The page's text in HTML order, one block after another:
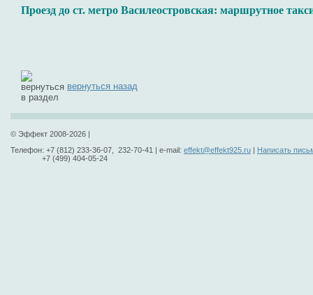
Проезд до ст. метро Василеостровская: маршрутное
вернуться назад
© Эффект 2008-2026 |
Телефон: +7 (812) 233-36-07, 232-70-41 | e-mail: effekt@effekt925.ru | Написать
+7 (499) 404-05-24